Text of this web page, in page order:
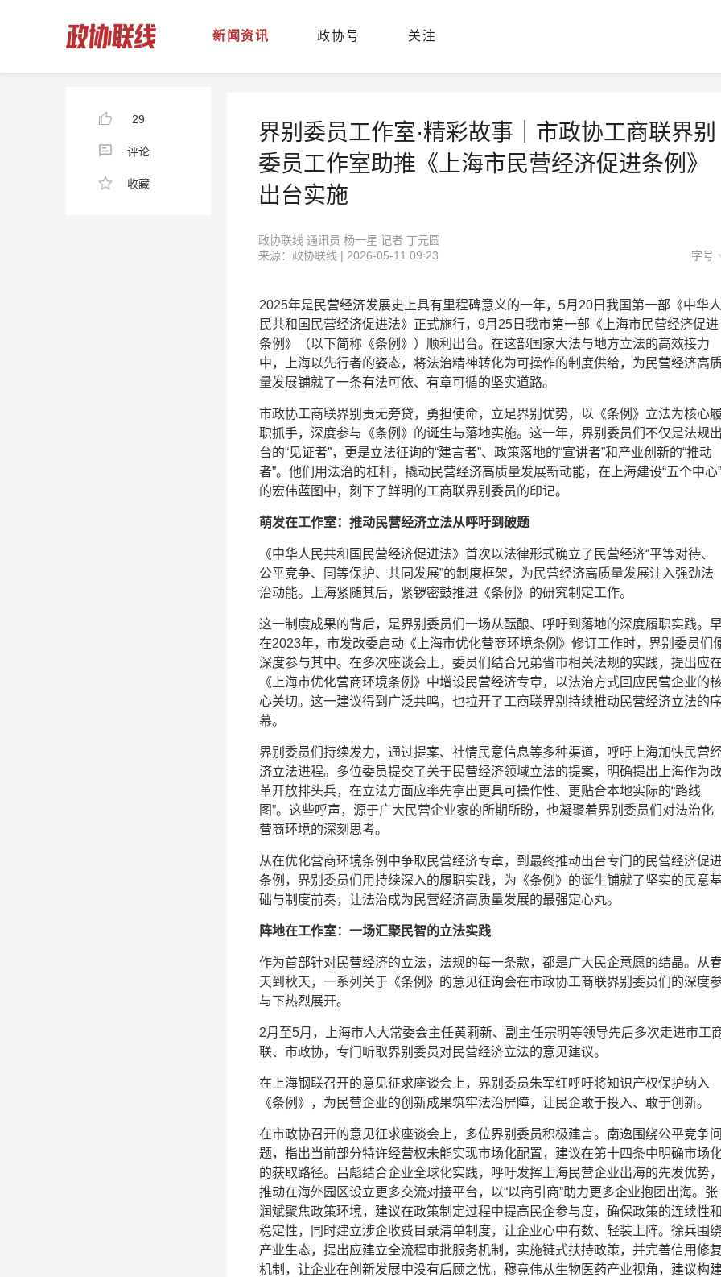
新闻资讯 政协号 关注
29
评论
收藏
界别委员工作室·精彩故事｜市政协工商联界别
委员工作室助推《上海市民营经济促进条例》
出台实施
政协联线 通讯员 杨一星 记者 丁元圆
来源：政协联线 | 2026-05-11 09:23
字号
2025年是民营经济发展史上具有里程碑意义的一年，5月20日我国第一部《中华人
民共和国民营经济促进法》正式施行，9月25日我市第一部《上海市民营经济促进
条例》（以下简称《条例》）顺利出台。在这部国家大法与地方立法的高效接力
中，上海以先行者的姿态，将法治精神转化为可操作的制度供给，为民营经济高
量发展铺就了一条有法可依、有章可循的坚实道路。
市政协工商联界别责无旁贷，勇担使命，立足界别优势，以《条例》立法为核心履
职抓手，深度参与《条例》的诞生与落地实施。这一年，界别委员们不仅是法规出
台的“见证者”，更是立法征询的“建言者”、政策落地的“宣讲者”和产业创新的“推动
者”。他们用法治的杠杆，撬动民营经济高质量发展新动能，在上海建设“五个中心”
的宏伟蓝图中，刻下了鲜明的工商联界别委员的印记。
萌发在工作室：推动民营经济立法从呼吁到破题
《中华人民共和国民营经济促进法》首次以法律形式确立了民营经济“平等对待、
公平竞争、同等保护、共同发展”的制度框架，为民营经济高质量发展注入强劲法
治动能。上海紧随其后，紧锣密鼓推进《条例》的研究制定工作。
这一制度成果的背后，是界别委员们一场从酝酿、呼吁到落地的深度履职实践。
在2023年，市发改委启动《上海市优化营商环境条例》修订工作时，界别委员们
深度参与其中。在多次座谈会上，委员们结合兄弟省市相关法规的实践，提出应在
《上海市优化营商环境条例》中增设民营经济专章，以法治方式回应民营企业的
心关切。这一建议得到广泛共鸣，也拉开了工商联界别持续推动民营经济立法的
幕。
界别委员们持续发力，通过提案、社情民意信息等多种渠道，呼吁上海加快民营
济立法进程。多位委员提交了关于民营经济领域立法的提案，明确提出上海作为
革开放排头兵，在立法方面应率先拿出更具可操作性、更贴合本地实际的“路线
图”。这些呼声，源于广大民营企业家的所期所盼，也凝聚着界别委员们对法治化
营商环境的深刻思考。
从在优化营商环境条例中争取民营经济专章，到最终推动出台专门的民营经济促进
条例，界别委员们用持续深入的履职实践，为《条例》的诞生铺就了坚实的民意
础与制度前奏，让法治成为民营经济高质量发展的最强定心丸。
阵地在工作室：一场汇聚民智的立法实践
作为首部针对民营经济的立法，法规的每一条款，都是广大民企意愿的结晶。从
天到秋天，一系列关于《条例》的意见征询会在市政协工商联界别委员们的深度
与下热烈展开。
2月至5月，上海市人大常委会主任黄莉新、副主任宗明等领导先后多次走进市工
联、市政协，专门听取界别委员对民营经济立法的意见建议。
在上海钢联召开的意见征求座谈会上，界别委员朱军红呼吁将知识产权保护纳入
《条例》，为民营企业的创新成果筑牢法治屏障，让民企敢于投入、敢于创新。
在市政协召开的意见征求座谈会上，多位界别委员积极建言。南逸围绕公平竞争问
题，指出当前部分特许经营权未能实现市场化配置，建议在第十四条中明确市场
的获取路径。吕彪结合企业全球化实践，呼吁发挥上海民营企业出海的先发优势，
推动在海外园区设立更多交流对接平台，以“以商引商”助力更多企业抱团出海。张
润斌聚焦政策环境，建议在政策制定过程中提高民企参与度，确保政策的连续性和
稳定性，同时建立涉企收费目录清单制度，让企业心中有数、轻装上阵。徐兵围绕
产业生态，提出应建立全流程审批服务机制，实施链式扶持政策，并完善信用修复
机制，让企业在创新发展中没有后顾之忧。穆竟伟从生物医药产业视角，建议构